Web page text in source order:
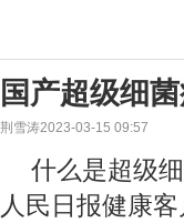
国产超级细
荆雪涛2023-03-15 09:57
什么是超级
人民日报健康